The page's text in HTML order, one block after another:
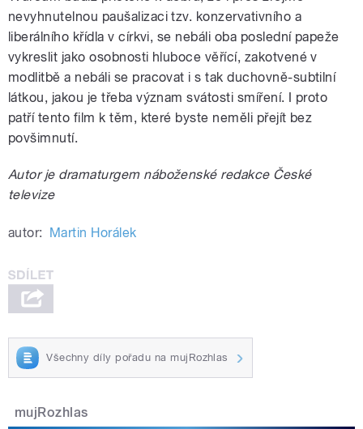
nevyhnutelnou paušalizaci tzv. konzervativního a
liberálního křídla v církvi, se nebáli oba poslední papeže
vykreslit jako osobnosti hluboce věřící, zakotvené v
modlitbě a nebáli se pracovat i s tak duchovně-subtilní
látkou, jakou je třeba význam svátosti smíření. I proto
patří tento film k těm, které byste neměli přejít bez
povšimnutí.
Autor je dramaturgem náboženské redakce České
televize
autor: Martin Horálek
Všechny díly pořadu na mujRozhlas
mujRozhlas